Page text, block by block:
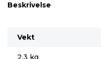
Beskrivelse
Vekt